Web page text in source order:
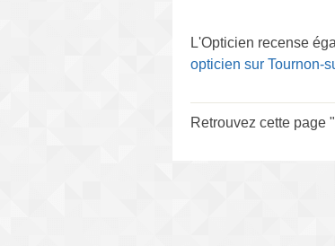
L'Opticien recense
opticien sur Tournon-
Retrouvez cette page "